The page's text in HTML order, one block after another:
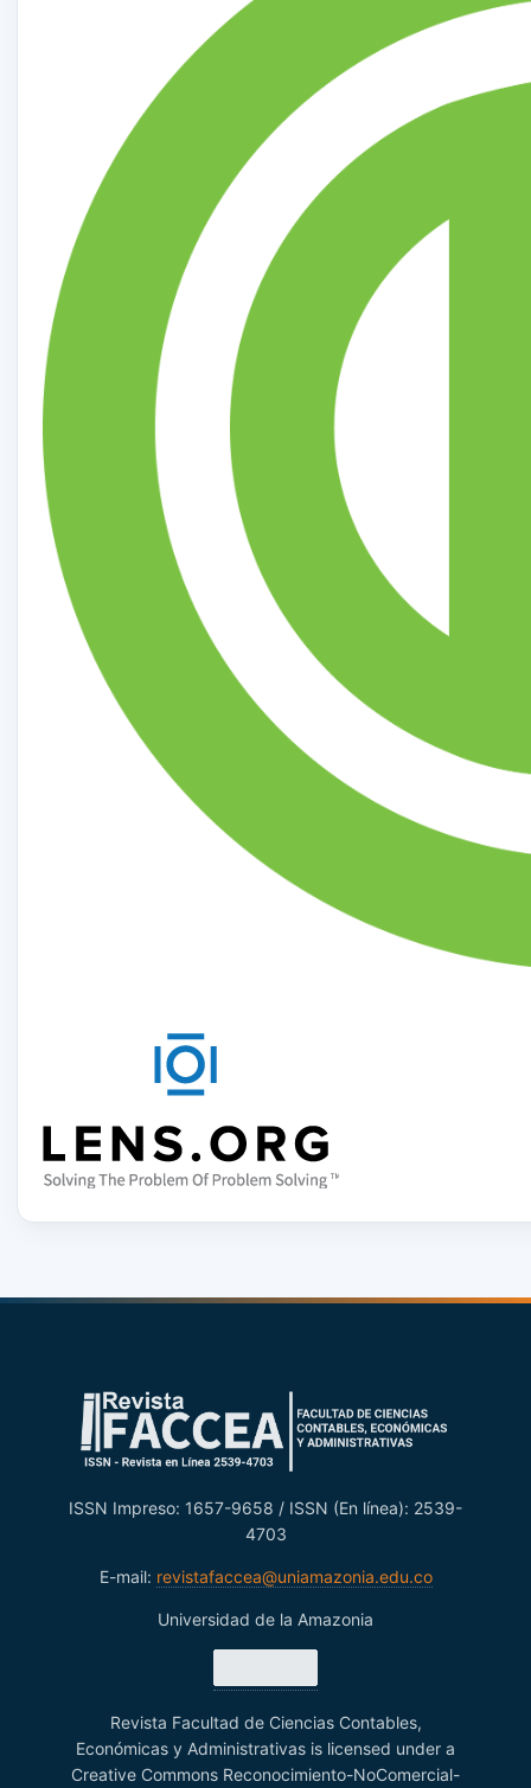
ISSN Impreso: 1657-9658 / ISSN (En línea): 2539-
4703
E-mail: revistafaccea@uniamazonia.edu.co
Universidad de la Amazonia
Revista Facultad de Ciencias Contables,
Económicas y Administrativas is licensed under a
Creative Commons Reconocimiento-NoComercial-